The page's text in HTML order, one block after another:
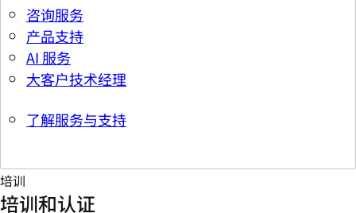
咨询服务
产品支持
AI 服务
大客户技术经理
了解服务与支持
培训
培训和认证